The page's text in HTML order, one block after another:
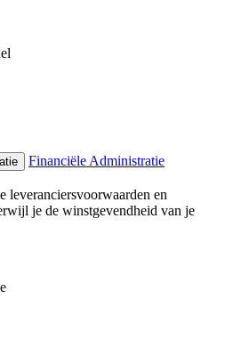
Financiële Administratie
leveranciersvoorwaarden en
je de winstgevendheid van je